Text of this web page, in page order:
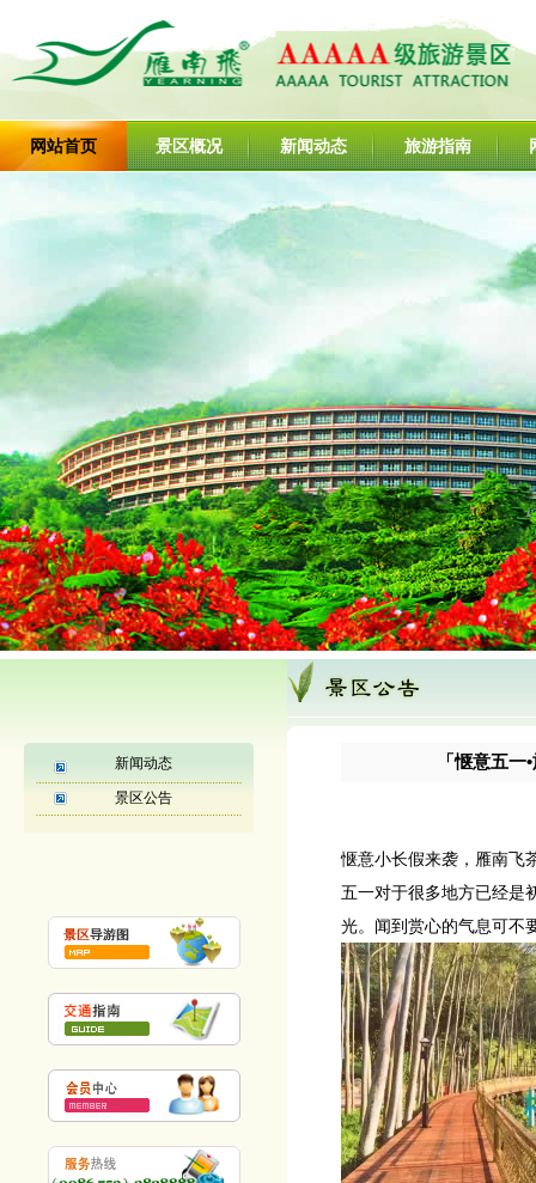
网站首页 景区概况 新闻动态 旅游指南
1
新闻动态
景区公告
「惬意五
惬意小长假来袭，雁南飞
五一对于很多地方已经是
光。闻到赏心的气息可不